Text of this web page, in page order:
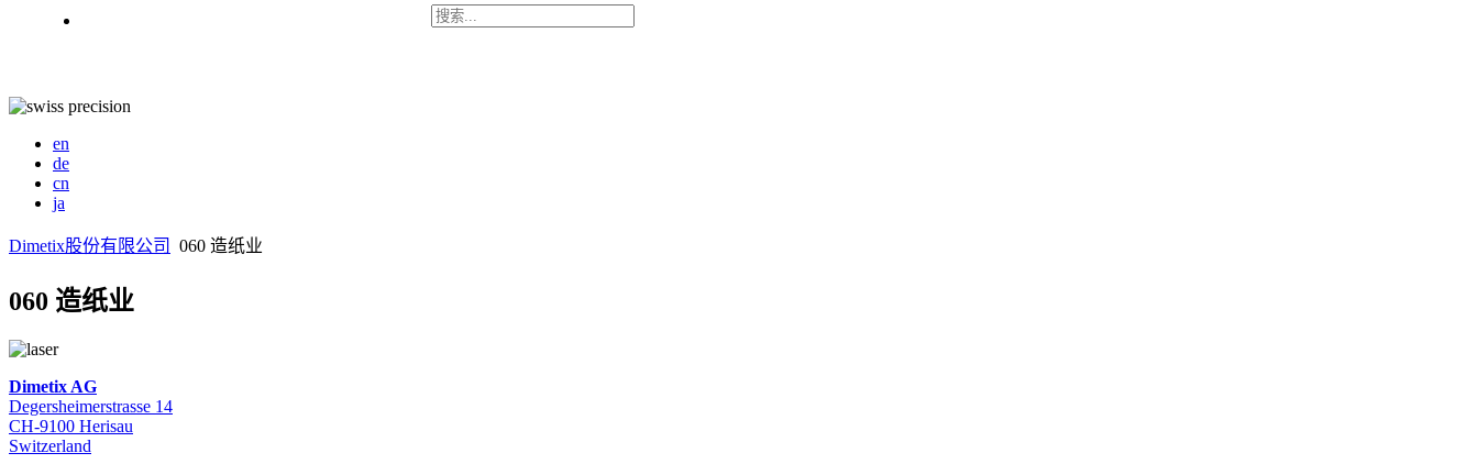
en
de
cn
ja
Dimetix股份有限公司 060 造纸业
060 造纸业
Dimetix AG
Degersheimerstrasse 14
CH-9100 Herisau
Switzerland